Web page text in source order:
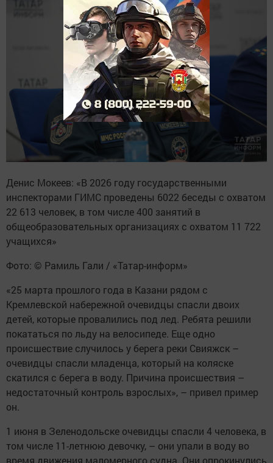
Денис Мокеев: «В 2026 году государственными
инспекторами ГИМС проведены 6022 беседы с охватом
22 613 человек, в том числе 400 занятий в
общеобразовательных организациях с охватом 11 722
учащихся»
Фото: © Рамиль Гали / «Татар-информ»
«25 марта прошлого года в Казани рядом с
Кремлевской набережной очевидцы спасли двоих
детей, которые провалились под лед. Ребята решили
покататься по льду на велосипеде. Еще одно
происшествие случилось у берега реки Свияжск –
очевидцы спасли младенца, который на коляске
скатился с берега в воду. Причина происшествия –
недостаточный контроль взрослых», – привел пример
он.
1 июня в Зеленодольске очевидцы спасли 4 человека, в
том числе 11-летнюю девочку, – они упали в воду во
время движения маломерного судна. Они опрокинулись